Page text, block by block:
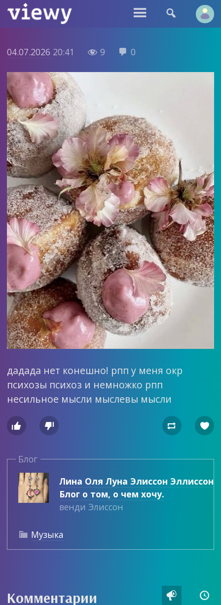
 
04.07.2026 20:41  9  0
дадада нет конешно! рпп у меня окр
психозы психоз и немножко рпп
несильное мысли мыслевы мысли
   
Блог
Лина Оля Луна Элиссон Эллиссон
Блог о том, о чем хочу.
венди Элиссон
 Музыка
Комментарии  